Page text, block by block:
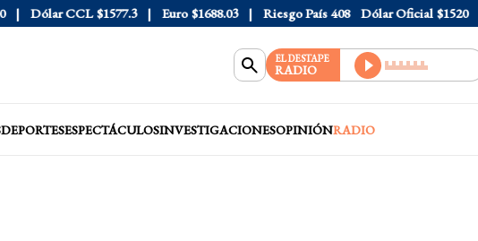
Dólar CCL $1577.3 Euro $1688.03 Riesgo País 408 Dólar Oficial $1520
EL DESTAPE
RADIO
DEPORTESESPECTÁCULOSINVESTIGACIONESOPINIÓNRADIO